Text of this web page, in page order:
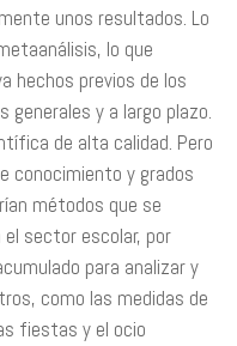
unos resultados. Lo
lo que
hechos previos de los
generales y a largo plazo.
de alta calidad. Pero
conocimiento y grados
métodos que se
sector escolar, por
para analizar y
como las medidas de
fiestas y el ocio